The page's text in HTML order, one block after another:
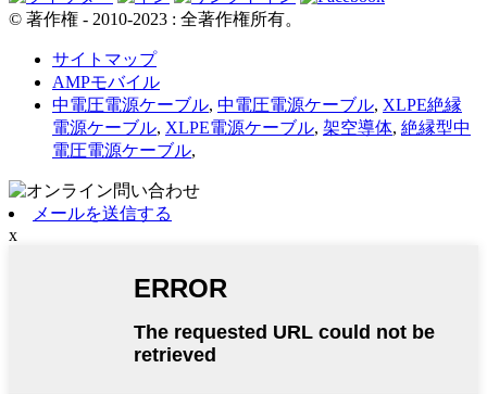
© 著作権 - 2010-2023 : 全著作権所有。
サイトマップ
AMPモバイル
中電圧電源ケーブル, 中電圧電源ケーブル, XLPE絶縁
電源ケーブル, XLPE電源ケーブル, 架空導体, 絶縁型中
電圧電源ケーブル,
メールを送信する
x